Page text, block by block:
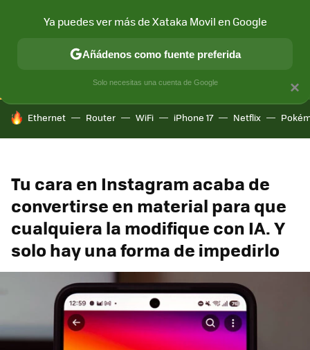
CONECTIVIDAD MÓVIL Y SOCIEDAD APLICACIONES
HOY SE HABLA DE
Ethernet Router WiFi iPhone 17 Netflix
Tu cara en Instagram acaba de
convertirse en material para que
cualquiera la modifique con IA. Y
solo hay una forma de impedirlo
×
Ya puedes ver más de Xataka Movil en Google
Añádenos como fuente preferida
Solo necesitas una cuenta de Google